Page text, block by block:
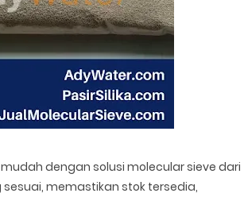
dengan solusi molecular sieve dari
memastikan stok tersedia,